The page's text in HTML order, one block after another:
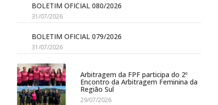
BOLETIM OFICIAL 080/2026
31/07/2026
BOLETIM OFICIAL 079/2026
31/07/2026
Arbitragem da FPF participa do 2º
Encontro da Arbitragem Feminina da
Região Sul
29/07/2026